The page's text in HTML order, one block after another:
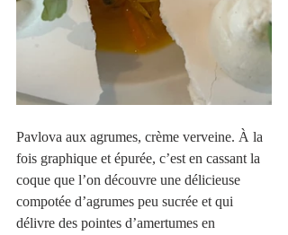
Pavlova aux agrumes, crème verveine. À la
fois graphique et épurée, c’est en cassant la
coque que l’on découvre une délicieuse
compotée d’agrumes peu sucrée et qui
délivre des pointes d’amertumes en